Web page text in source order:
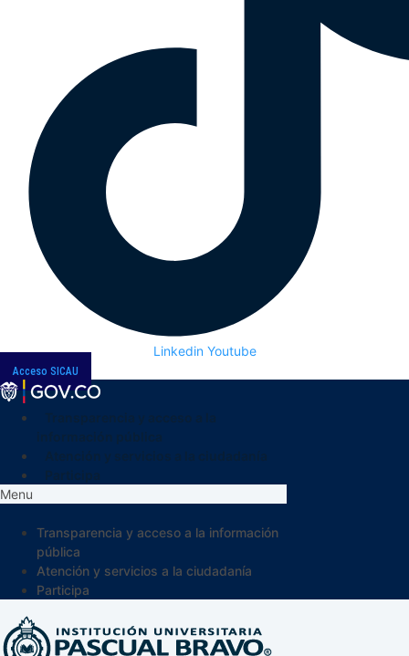
Linkedin Youtube
Acceso SICAU
Menu
Transparencia y acceso a la información
pública
Atención y servicios a la ciudadanía
Participa